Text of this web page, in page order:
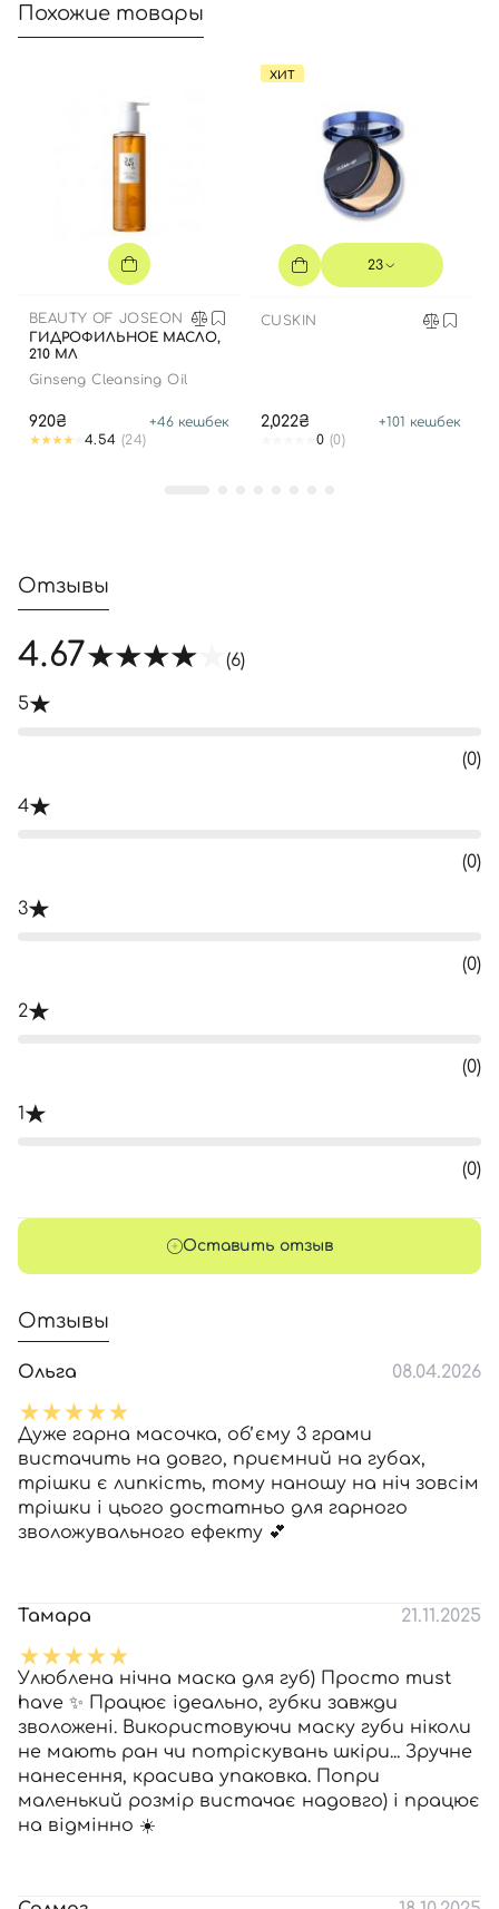
Похожие товары
BEAUTY OF JOSEON
ГИДРОФИЛЬНОЕ МАСЛО,
210 МЛ
Ginseng Cleansing Oil
920₴ +46 кешбек
4.54 (24)
ХИТ
23
CUSKIN
2,022₴ +101 кешбек
0 (0)
Отзывы
4.67 (6)
5
(0)
4
(0)
3
(0)
2
(0)
1
(0)
Оставить отзыв
Отзывы
Ольга 08.04.2026
Дуже гарна масочка, обʼєму 3 грами
вистачить на довго, приємний на губах,
трішки є липкість, тому наношу на ніч зовсім
трішки і цього достатньо для гарного
зволожувального ефекту 💕
Тамара 21.11.2025
Улюблена нічна маска для губ) Просто must
have ✨ Працює ідеально, губки завжди
зволожені. Використовуючи маску губи ніколи
не мають ран чи потріскувань шкіри... Зручне
нанесення, красива упаковка. Попри
маленький розмір вистачає надовго) і працює
на відмінно ☀️
Вход Регистрация
Номер телефона
Отправляя форму для авторизации/регистрации, вы